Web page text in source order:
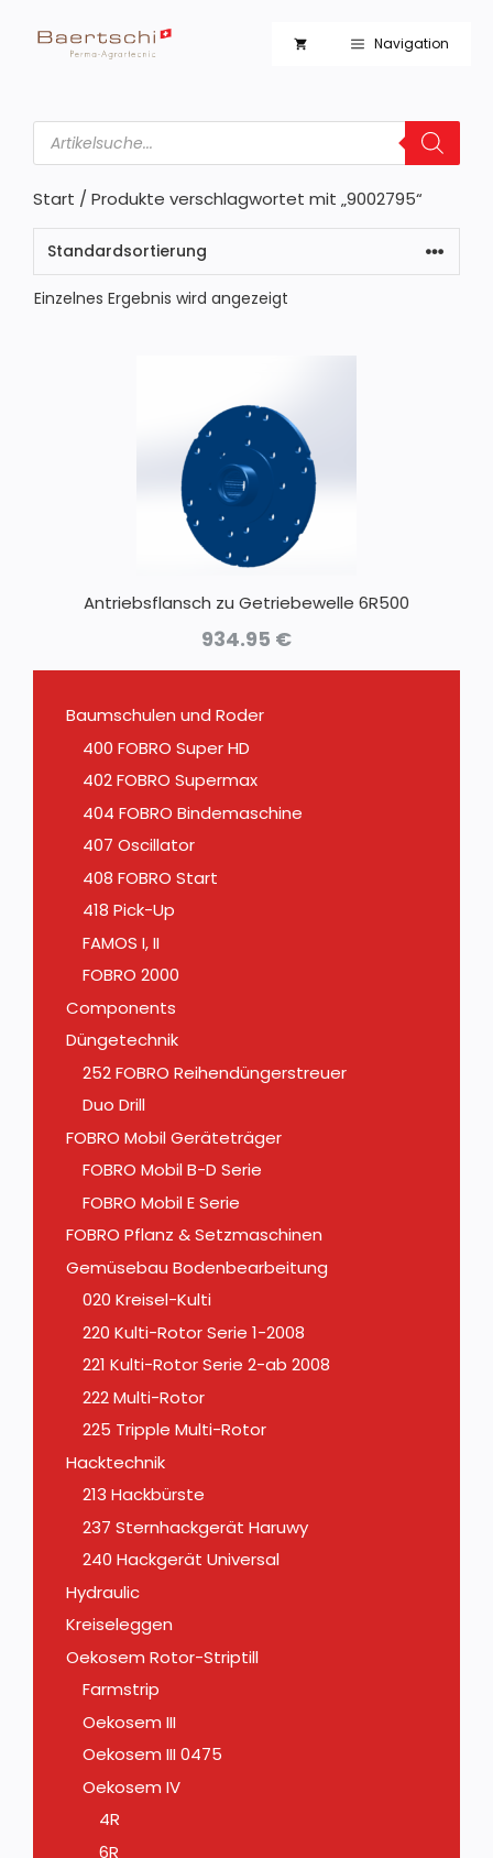
Inhalt
Navigation
Products
search
Start / Produkte verschlagwortet mit „9002795“
Einzelnes Ergebnis wird angezeigt
Antriebsflansch zu Getriebewelle 6R500
934.95 €
Baumschulen und Roder
400 FOBRO Super HD
402 FOBRO Supermax
404 FOBRO Bindemaschine
407 Oscillator
408 FOBRO Start
418 Pick-Up
FAMOS I, II
FOBRO 2000
Components
Düngetechnik
252 FOBRO Reihendüngerstreuer
Duo Drill
FOBRO Mobil Geräteträger
FOBRO Mobil B-D Serie
FOBRO Mobil E Serie
FOBRO Pflanz & Setzmaschinen
Gemüsebau Bodenbearbeitung
020 Kreisel-Kulti
220 Kulti-Rotor Serie 1-2008
221 Kulti-Rotor Serie 2-ab 2008
222 Multi-Rotor
225 Tripple Multi-Rotor
Hacktechnik
213 Hackbürste
237 Sternhackgerät Haruwy
240 Hackgerät Universal
Hydraulic
Kreiseleggen
Oekosem Rotor-Striptill
Farmstrip
Oekosem III
Oekosem III 0475
Oekosem IV
4R
6R